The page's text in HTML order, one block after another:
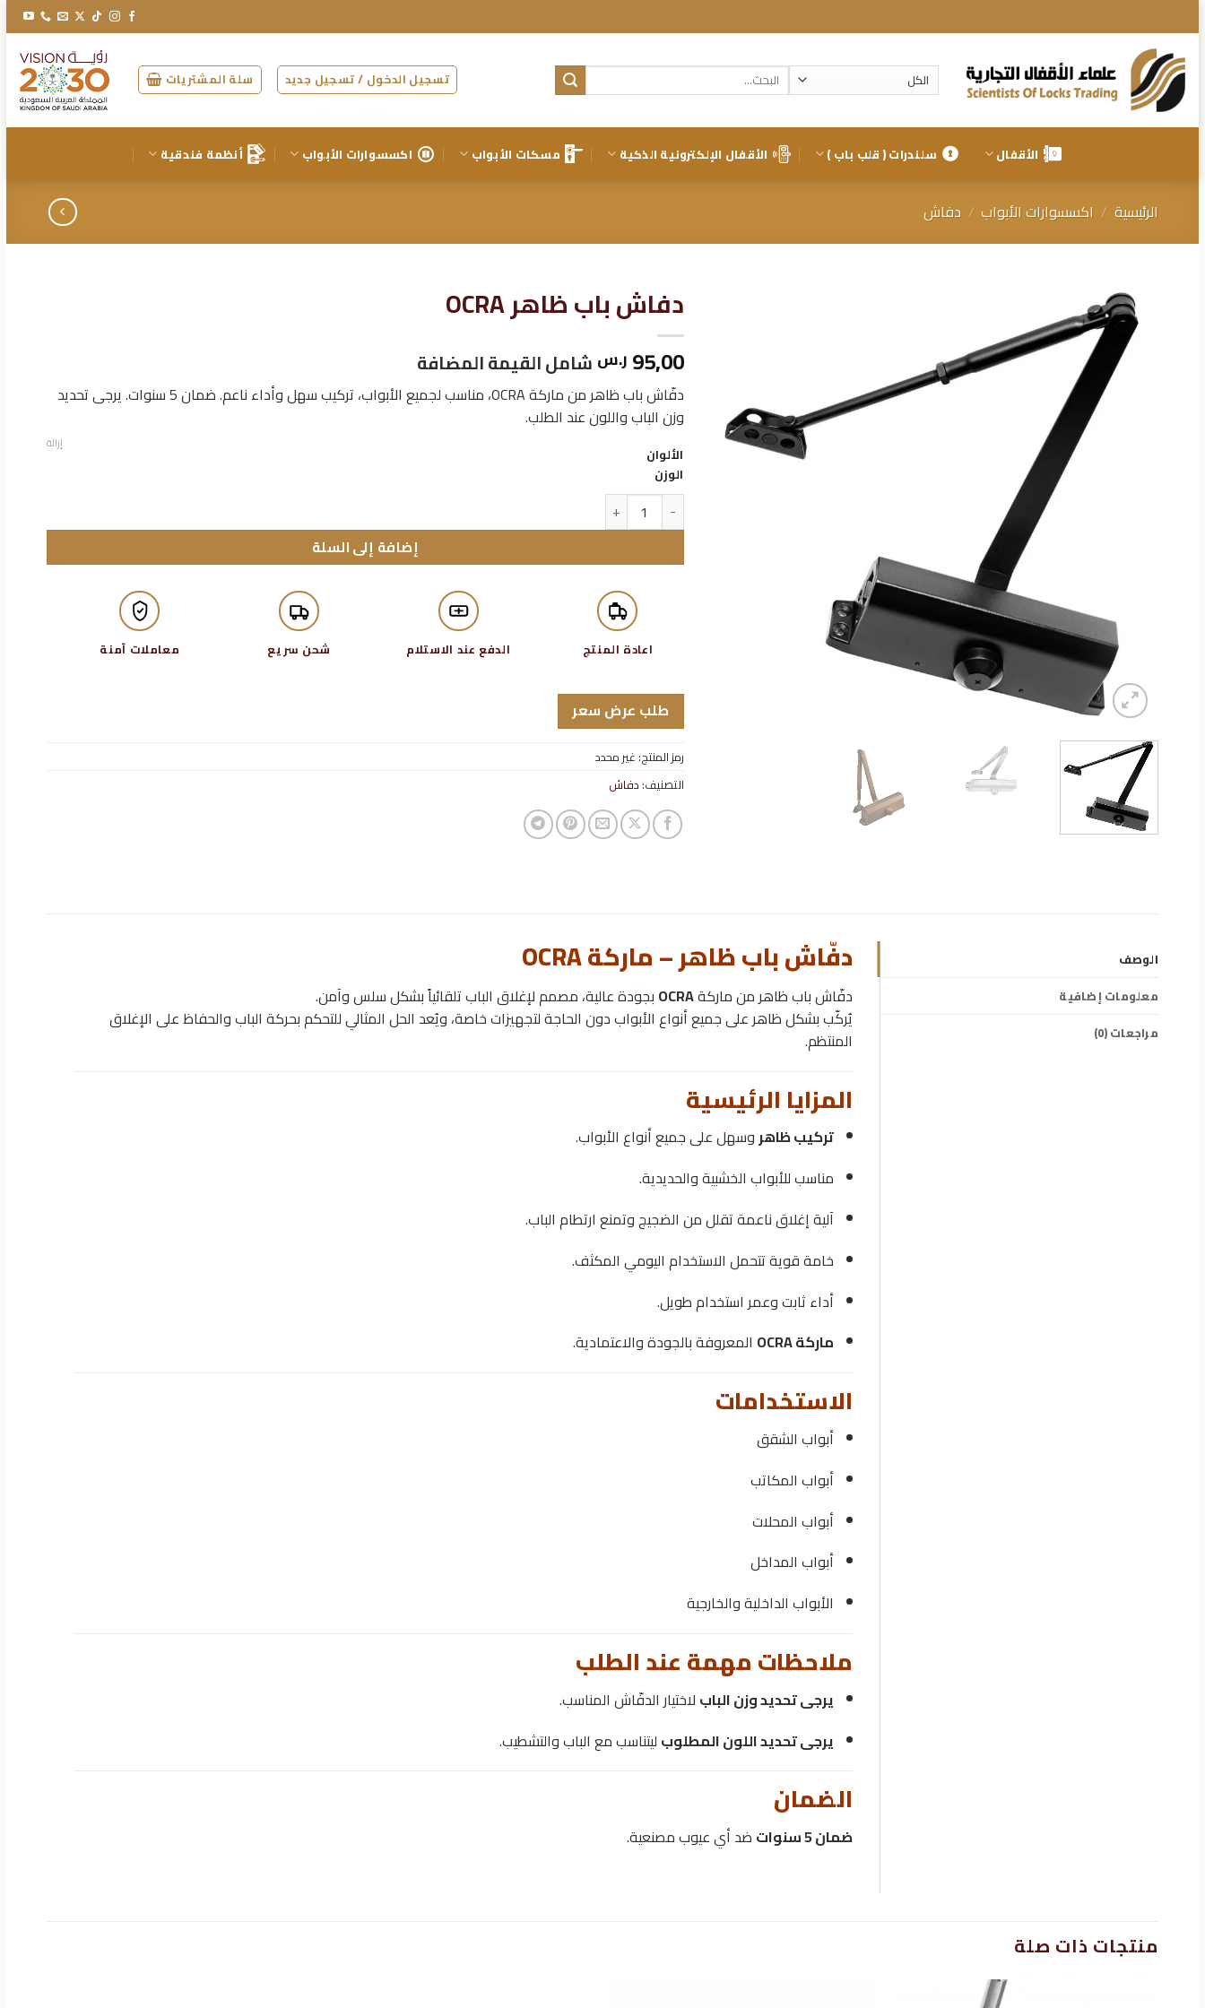
للمحتوى
البحث
عن:
تسجيل الدخول / تسجيل جديد سلة المشتريات
الأقفال سلندرات ( قلب باب ) الأقفال الإلكترونية الذكية مسكات الأبواب اكسسوارات الأبواب أنظمة فندقية
الرئيسية / اكسسوارات الأبواب / دفاش
دفاش باب ظاهر OCRA
95,00 ر.س شامل القيمة المضافة
دفّاش باب ظاهر من ماركة OCRA، مناسب لجميع الأبواب، تركيب سهل وأداء ناعم. ضمان 5 سنوات. يرجى تحديد
وزن الباب واللون عند الطلب.
الألوان
الوزن
إزالة
كمية دفاش باب ظاهر OCRA
إضافة إلى السلة
اعادة المنتج الدفع عند الاستلام شحن سريع معاملات آمنة
طلب عرض سعر
رمز المنتج: غير محدد
التصنيف: دفاش
الوصف
معلومات إضافية
مراجعات (0)
دفّاش باب ظاهر – ماركة OCRA
دفّاش باب ظاهر من ماركةOCRA بجودة عالية، مصمم لإغلاق الباب تلقائياً بشكل سلس وآمن.
يُركّب بشكل ظاهر على جميع أنواع الأبواب دون الحاجة لتجهيزات خاصة، ويُعد الحل المثالي للتحكم بحركة الباب والحفاظ على الإغلاق
المنتظم.
المزايا الرئيسية
تركيب ظاهروسهل على جميع أنواع الأبواب.
مناسب للأبواب الخشبية والحديدية.
آلية إغلاق ناعمة تقلل من الضجيج وتمنع ارتطام الباب.
خامة قوية تتحمل الاستخدام اليومي المكثف.
أداء ثابت وعمر استخدام طويل.
ماركة OCRA
المعروفة بالجودة والاعتمادية.
الاستخدامات
أبواب الشقق
أبواب المكاتب
أبواب المحلات
أبواب المداخل
الأبواب الداخلية والخارجية
ملاحظات مهمة عند الطلب
يرجى تحديد وزن الباب لاختيار الدفّاش المناسب.
يرجى تحديد اللون المطلوب ليتناسب مع الباب والتشطيب.
الضمان
ضمان 5 سنوات ضد أي عيوب مصنعية.
منتجات ذات صلة